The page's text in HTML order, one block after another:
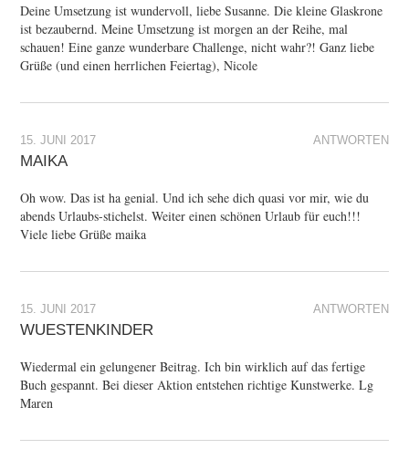
Deine Umsetzung ist wundervoll, liebe Susanne. Die kleine Glaskrone
ist bezaubernd. Meine Umsetzung ist morgen an der Reihe, mal
schauen! Eine ganze wunderbare Challenge, nicht wahr?! Ganz liebe
Grüße (und einen herrlichen Feiertag), Nicole
ANTWORTEN
15. JUNI 2017
MAIKA
Oh wow. Das ist ha genial. Und ich sehe dich quasi vor mir, wie du
abends Urlaubs-stichelst. Weiter einen schönen Urlaub für euch!!!
Viele liebe Grüße maika
ANTWORTEN
15. JUNI 2017
WUESTENKINDER
Wiedermal ein gelungener Beitrag. Ich bin wirklich auf das fertige
Buch gespannt. Bei dieser Aktion entstehen richtige Kunstwerke. Lg
Maren